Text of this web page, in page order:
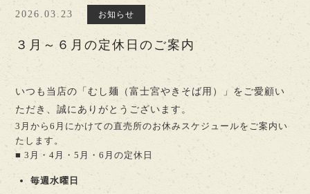
2026.03.23 お知らせ
３月～６月の定休日のご案内
いつも当店の「むし麺（富士宮やきそば用）」をご愛顧い
ただき、誠にありがとうございます。
3月から6月にかけての直売所のお休みスケジュールをご案内い
たします。
■ 3月・4月・5月・6月の定休日
毎週水曜日